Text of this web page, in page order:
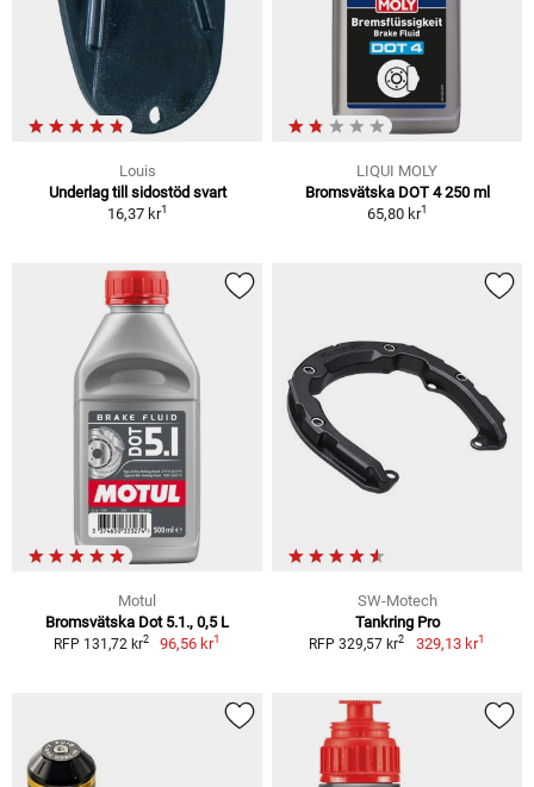
Louis
Underlag till sidostöd svart
16,37 kr1
LIQUI MOLY
Bromsvätska DOT 4 250 ml
65,80 kr1
Motul
Bromsvätska Dot 5.1., 0,5 L
RFP 131,72 kr2 96,56 kr1
SW-Motech
Tankring Pro
RFP 329,57 kr2 329,13 kr1